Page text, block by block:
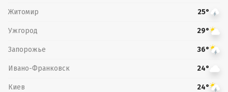
Житомир 25°
Ужгород 29°
Запорожье 36°
Ивано-Франковск 24°
Киев 24°